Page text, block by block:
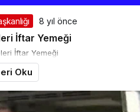
8 yıl önce
İftar Yemeği
İftar Yemeği
Oku